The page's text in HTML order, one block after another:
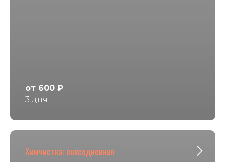
от 600 ₽
3 дня
Химчистка: повседневная